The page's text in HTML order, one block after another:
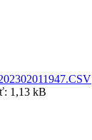
1,13 kB